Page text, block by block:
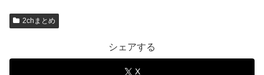
2chまとめ
シェアする
X